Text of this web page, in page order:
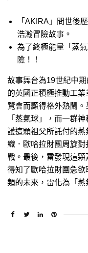
「AKIRA」問世後
浩瀚冒險故事。
為了終極能量「蒸
險！！
故事舞台為19世紀中
的英國正積極推動工
覽會而顯得格外熱鬧
「蒸氣球」，而一群
護這顆祖父所託付的
織．歐哈拉財團周旋
戰。最後，雷發現這
得知了歐哈拉財團急
類的未來，雷化為「蒸